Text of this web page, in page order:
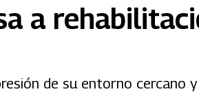
a
de su entorno cercano